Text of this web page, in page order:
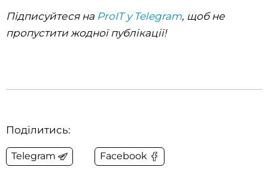
Підписуйтеся на ProIT у Telegram, щоб не
пропустити жодної публікації!
Поділитись:
Telegram Facebook